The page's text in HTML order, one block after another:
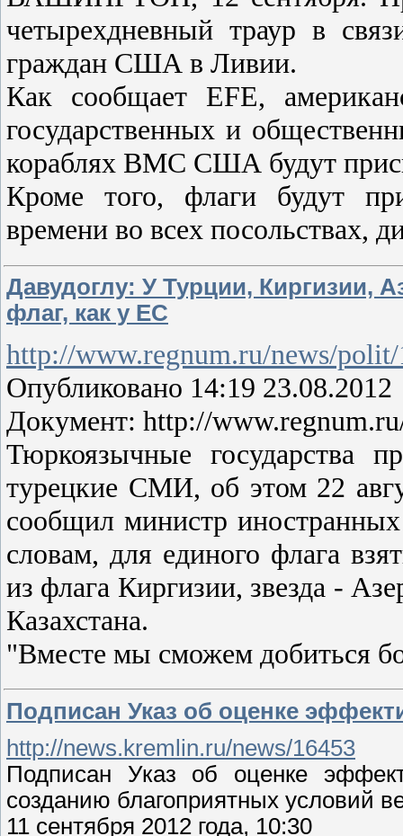
четырехдневный траур в
граждан США в Ливии.
Как сообщает EFE,
государственных и
кораблях ВМС США будут
Кроме того, флаги будут
времени во всех посольствах,
Давудоглу: У Турции, Киргизии,
флаг, как у ЕС
http://www.regnum.ru/news/
Опубликовано 14:19 23.08.2012
Документ: http://
Тюркоязычные государства
турецкие СМИ, об этом 22
сообщил министр
словам, для единого флага
из флага Киргизии, звезда -
Казахстана.
"Вместе мы сможем добиться
Подписан Указ об оценке
http://news.kremlin.ru/news/16453
Подписан Указ об оценке
созданию благоприятных условий
11 сентября 2012 года, 10:30